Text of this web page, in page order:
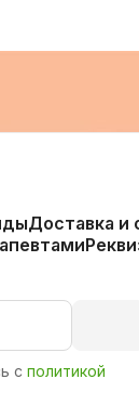
Доставка и
с политикой